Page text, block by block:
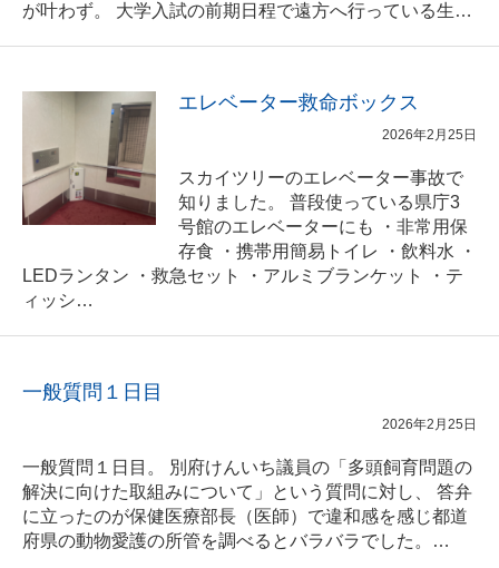
が叶わず。 大学入試の前期日程で遠方へ行っている生…
エレベーター救命ボックス
2026年2月25日
スカイツリーのエレベーター事故で
知りました。 普段使っている県庁3
号館のエレベーターにも ・非常用保
存食 ・携帯用簡易トイレ ・飲料水 ・
LEDランタン ・救急セット ・アルミブランケット ・テ
ィッシ…
一般質問１日目
2026年2月25日
一般質問１日目。 別府けんいち議員の「多頭飼育問題の
解決に向けた取組みについて」という質問に対し、 答弁
に立ったのが保健医療部長（医師）で違和感を感じ都道
府県の動物愛護の所管を調べるとバラバラでした。…